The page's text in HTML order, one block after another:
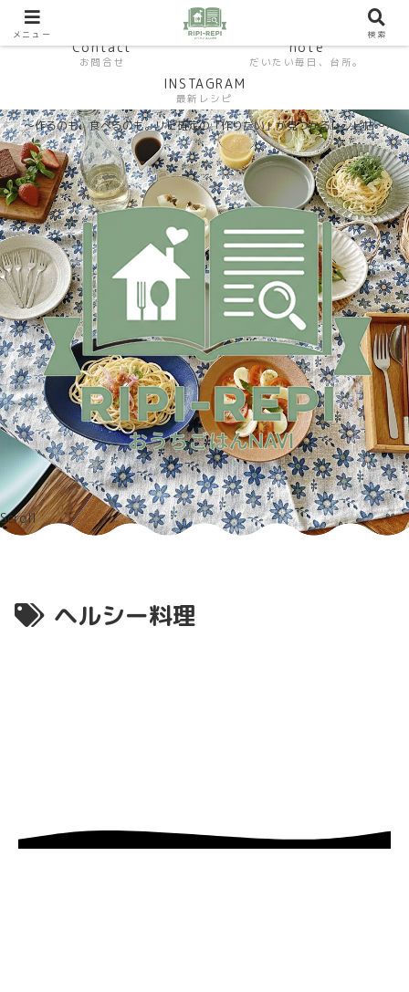
〜作るのも、食べるのも。リピ確定の「作りたい」が見つかるレシピ帖〜
Scroll
HP おうちごはんラボ
Contact
お問合せ
note
だいたい毎日、台所。
INSTAGRAM
最新レシピ
ヘルシー料理
メニュー 検索